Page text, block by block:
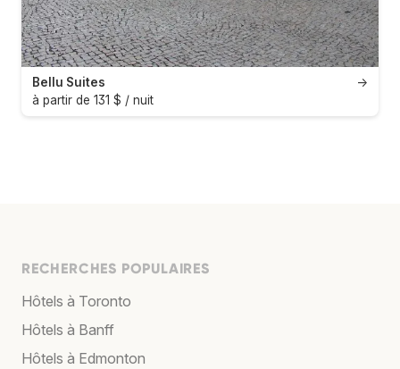
→
Bellu Suites
à partir de 131 $ / nuit
RECHERCHES POPULAIRES
Hôtels à Toronto
Hôtels à Banff
Hôtels à Edmonton